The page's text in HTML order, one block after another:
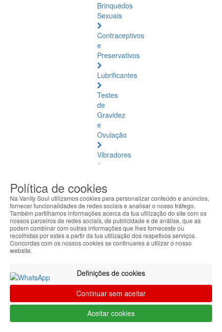
Brinquedos
Sexuais
Contraceptivos
e
Preservativos
Lubrificantes
Testes
de
Gravidez
e
Ovulação
Vibradores
e
Saúde
Natural
Saúde
Natural
Ver
Âmbar
Báltico
Articulações
e
Músculos
Política de cookies
Na Vanity Soul utilizamos cookies para personalizar conteúdo e anúncios,
fornecer funcionalidades de redes sociais e analisar o nosso tráfego.
Também partilhamos informações acerca da tua utilização do site com os
nossos parceiros de redes sociais, de publicidade e de análise, que as
podem combinar com outras informações que lhes forneceste ou
recolhidas por estes a partir da tua utilização dos respetivos serviços.
Concordas com os nossos cookies se continuares a utilizar o nosso
website.
Definições de cookies
Continuar sem aceitar
Aceitar cookies